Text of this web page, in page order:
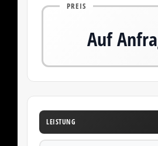
PREIS
Auf
LEISTUNG